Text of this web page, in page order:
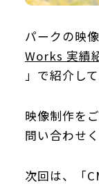
パークの映
Works 実績
」で紹介して
映像制作を
問い合わせ
次回は、「